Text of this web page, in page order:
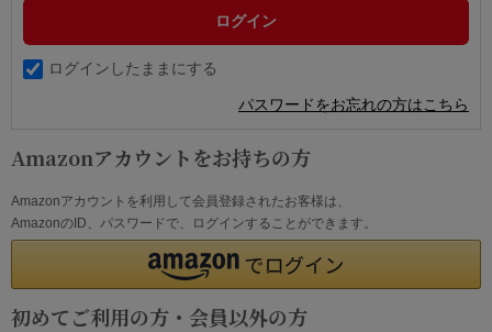
ログインしたままにする
パスワードをお忘れの方はこちら
Amazonアカウントをお持ちの方
Amazonアカウントを利用して会員登録されたお客様は、
AmazonのID、パスワードで、ログインすることができます。
初めてご利用の方・会員以外の方